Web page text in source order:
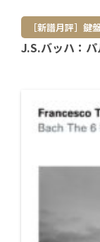
［新譜月評］鍵
J.S.バッハ：パ